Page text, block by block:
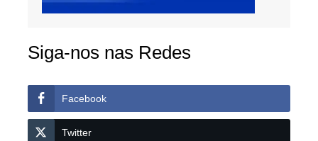
Siga-nos nas Redes
Facebook
Twitter